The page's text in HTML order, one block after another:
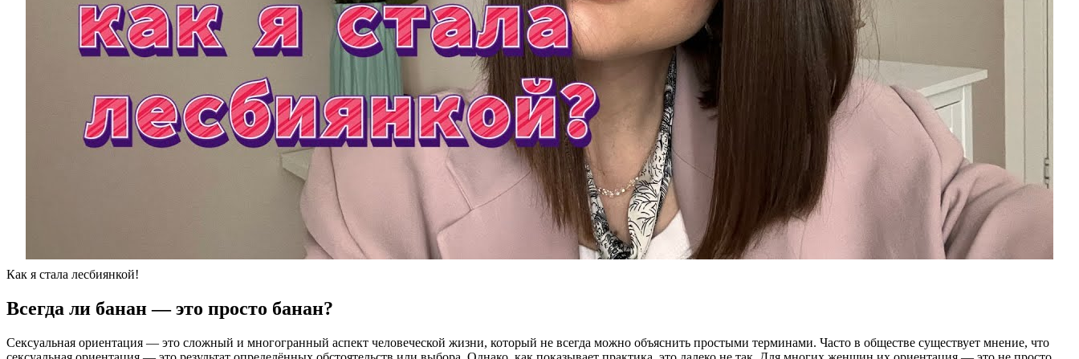
Как я стала лесбиянкой!
Всегда ли банан — это просто банан?
Сексуальная ориентация — это сложный и многогранный аспект человеческой жизни, который не всегда можно объяснить простыми терминами. Часто в обществе существует мнение, что